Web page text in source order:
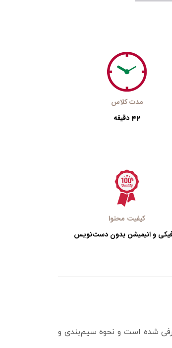
مدت کلاس
42 دقیقه
کیفیت محتوا
و انیمیشن بدون دست‌نویس
معرفی شده است و نحوه سیم‌بندی و